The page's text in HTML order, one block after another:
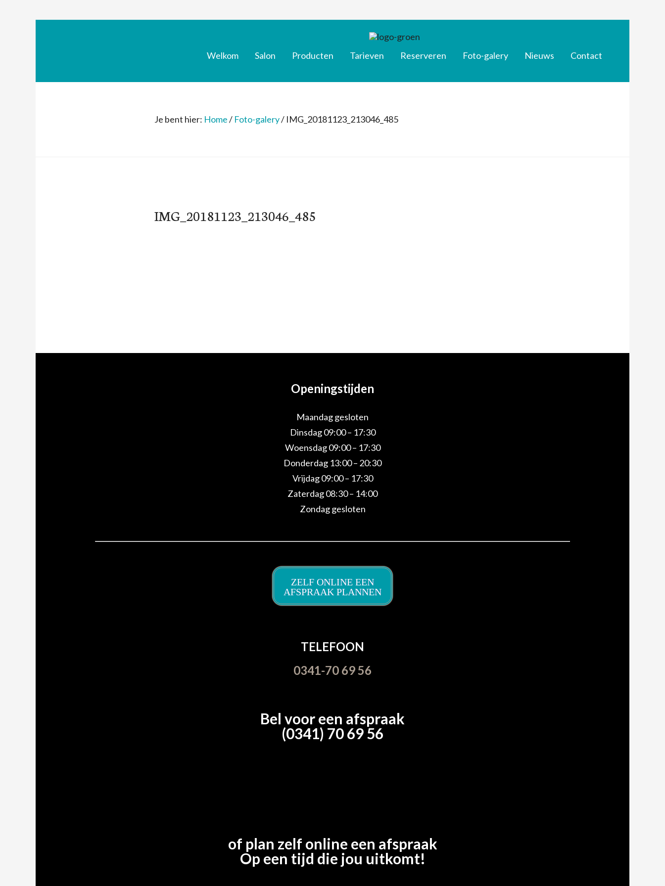
Welkom Salon Producten Tarieven Reserveren Foto-galery Nieuws Contact
Je bent hier: Home/ Foto-galery/ IMG_20181123_213046_485
IMG_20181123_213046_485
Openingstijden
Maandag gesloten
Dinsdag 09:00 – 17:30
Woensdag 09:00 – 17:30
Donderdag 13:00 – 20:30
Vrijdag 09:00 – 17:30
Zaterdag 08:30 – 14:00
Zondag gesloten
ZELF ONLINE EEN
AFSPRAAK PLANNEN
TELEFOON
0341-70 69 56
Bel voor een afspraak
(0341) 70 69 56
of plan zelf online een afspraak
Op een tijd die jou uitkomt!